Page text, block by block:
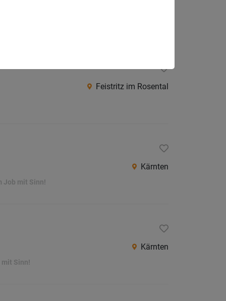
Feistritz im Rosental
Kärnten
Job mit Sinn!
Kärnten
mit Sinn!